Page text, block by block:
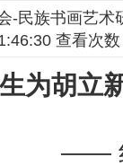
-民族书画艺术
查看次
为胡立
——